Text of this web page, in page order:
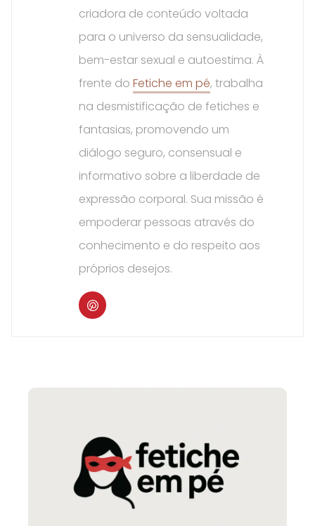
criadora de conteúdo voltada
para o universo da sensualidade,
bem-estar sexual e autoestima. À
frente do Fetiche em pé, trabalha
na desmistificação de fetiches e
fantasias, promovendo um
diálogo seguro, consensual e
informativo sobre a liberdade de
expressão corporal. Sua missão é
empoderar pessoas através do
conhecimento e do respeito aos
próprios desejos.